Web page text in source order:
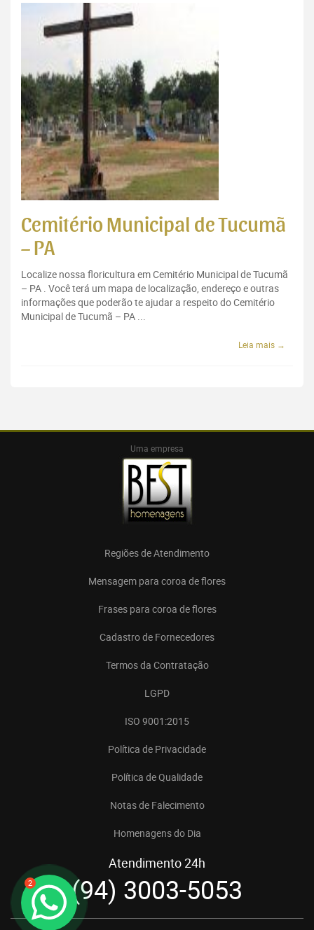
2
Cemitério Municipal de Tucumã
– PA
Localize nossa floricultura em Cemitério Municipal de Tucumã
– PA . Você terá um mapa de localização, endereço e outras
informações que poderão te ajudar a respeito do Cemitério
Municipal de Tucumã – PA ...
Leia mais →
Uma empresa
Regiões de Atendimento
Mensagem para coroa de flores
Frases para coroa de flores
Cadastro de Fornecedores
Termos da Contratação
LGPD
ISO 9001:2015
Política de Privacidade
Política de Qualidade
Notas de Falecimento
Homenagens do Dia
Atendimento 24h
(94) 3003-5053